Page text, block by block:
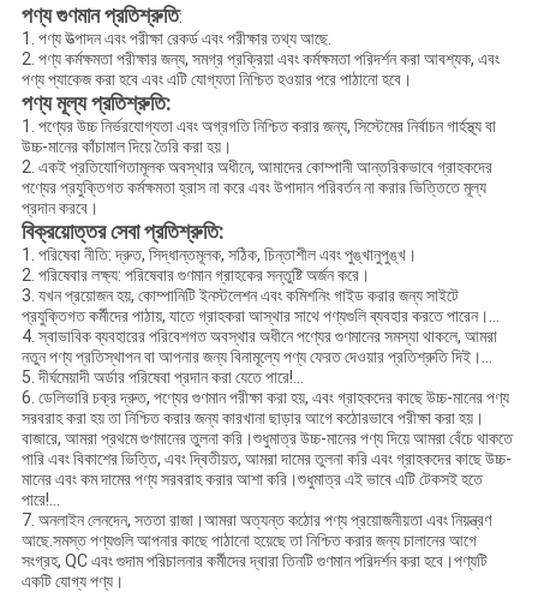
পণ্য গুণমান প্রতিশ্রুতি:
1. পণ্য উত্পাদন এবং পরীক্ষা রেকর্ড এবং পরীক্ষার তথ্য আছে.
2. পণ্য কর্মক্ষমতা পরীক্ষার জন্য, সমগ্র প্রক্রিয়া এবং কর্মক্ষমতা পরিদর্শন করা আবশ্যক, এবং
পণ্য প্যাকেজ করা হবে এবং এটি যোগ্যতা নিশ্চিত হওয়ার পরে পাঠানো হবে।
পণ্য মূল্য প্রতিশ্রুতি:
1. পণ্যের উচ্চ নির্ভরযোগ্যতা এবং অগ্রগতি নিশ্চিত করার জন্য, সিস্টেমের নির্বাচন গার্হস্থ্য বা
উচ্চ-মানের কাঁচামাল দিয়ে তৈরি করা হয়।
2. একই প্রতিযোগিতামূলক অবস্থার অধীনে, আমাদের কোম্পানী আন্তরিকভাবে গ্রাহকদের
পণ্যের প্রযুক্তিগত কর্মক্ষমতা হ্রাস না করে এবং উপাদান পরিবর্তন না করার ভিত্তিতে মূল্য
প্রদান করবে।
বিক্রয়োত্তর সেবা প্রতিশ্রুতি:
1. পরিষেবা নীতি: দ্রুত, সিদ্ধান্তমূলক, সঠিক, চিন্তাশীল এবং পুঙ্খানুপুঙ্খ।
2. পরিষেবার লক্ষ্য: পরিষেবার গুণমান গ্রাহকের সন্তুষ্টি অর্জন করে।
3. যখন প্রয়োজন হয়, কোম্পানিটি ইনস্টলেশন এবং কমিশনিং গাইড করার জন্য সাইটে
প্রযুক্তিগত কর্মীদের পাঠায়, যাতে গ্রাহকরা আস্থার সাথে পণ্যগুলি ব্যবহার করতে পারেন।...
4. স্বাভাবিক ব্যবহারের পরিবেশগত অবস্থার অধীনে পণ্যের গুণমানের সমস্যা থাকলে, আমরা
নতুন পণ্য প্রতিস্থাপন বা আপনার জন্য বিনামূল্যে পণ্য ফেরত দেওয়ার প্রতিশ্রুতি দিই।...
5. দীর্ঘমেয়াদী অর্ডার পরিষেবা প্রদান করা যেতে পারে!...
6. ডেলিভারি চক্র দ্রুত, পণ্যের গুণমান পরীক্ষা করা হয়, এবং গ্রাহকদের কাছে উচ্চ-মানের পণ্য
সরবরাহ করা হয় তা নিশ্চিত করার জন্য কারখানা ছাড়ার আগে কঠোরভাবে পরীক্ষা করা হয়।
বাজারে, আমরা প্রথমে গুণমানের তুলনা করি।শুধুমাত্র উচ্চ-মানের পণ্য দিয়ে আমরা বেঁচে থাকতে
পারি এবং বিকাশের ভিত্তি, এবং দ্বিতীয়ত, আমরা দামের তুলনা করি এবং গ্রাহকদের কাছে উচ্চ-
মানের এবং কম দামের পণ্য সরবরাহ করার আশা করি।শুধুমাত্র এই ভাবে এটি টেকসই হতে
পারে!...
7. অনলাইন লেনদেন, সততা রাজা।আমরা অত্যন্ত কঠোর পণ্য প্রয়োজনীয়তা এবং নিয়ন্ত্রণ
আছে.সমস্ত পণ্যগুলি আপনার কাছে পাঠানো হয়েছে তা নিশ্চিত করার জন্য চালানের আগে
সংগ্রহ, QC এবং গুদাম পরিচালনার কর্মীদের দ্বারা তিনটি গুণমান পরিদর্শন করা হবে।পণ্যটি
একটি যোগ্য পণ্য।